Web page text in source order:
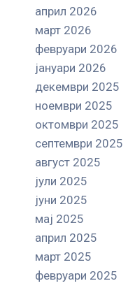
април 2026
март 2026
февруари 2026
јануари 2026
декември 2025
ноември 2025
октомври 2025
септември 2025
август 2025
јули 2025
јуни 2025
мај 2025
април 2025
март 2025
февруари 2025